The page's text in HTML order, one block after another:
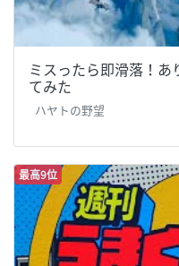
ミスったら即滑落！
てみた
ハヤトの野望
最高9位